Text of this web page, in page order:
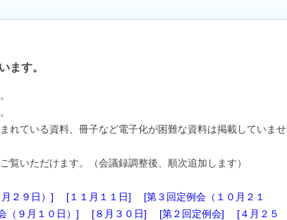
ます。
れている資料、冊子など電子化が困難な資料は掲載していませ
覧いただけます。（会議録調整後、順次追加します）
２９日）] [１１月１１日]
[第３回定例会（１０月２１
（９月１０日）] [８月３０日] [第２回定例会]
[４月２５